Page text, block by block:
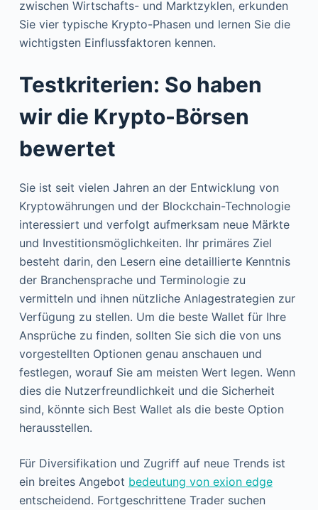
zwischen Wirtschafts- und Marktzyklen, erkunden
Sie vier typische Krypto-Phasen und lernen Sie die
wichtigsten Einflussfaktoren kennen.
Testkriterien: So haben
wir die Krypto-Börsen
bewertet
Sie ist seit vielen Jahren an der Entwicklung von
Kryptowährungen und der Blockchain-Technologie
interessiert und verfolgt aufmerksam neue Märkte
und Investitionsmöglichkeiten. Ihr primäres Ziel
besteht darin, den Lesern eine detaillierte Kenntnis
der Branchensprache und Terminologie zu
vermitteln und ihnen nützliche Anlagestrategien zur
Verfügung zu stellen. Um die beste Wallet für Ihre
Ansprüche zu finden, sollten Sie sich die von uns
vorgestellten Optionen genau anschauen und
festlegen, worauf Sie am meisten Wert legen. Wenn
dies die Nutzerfreundlichkeit und die Sicherheit
sind, könnte sich Best Wallet als die beste Option
herausstellen.
Für Diversifikation und Zugriff auf neue Trends ist
ein breites Angebot bedeutung von exion edge
entscheidend. Fortgeschrittene Trader suchen